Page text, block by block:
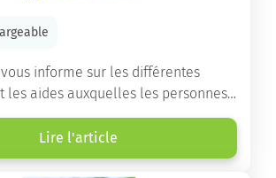
informe sur les différentes
les aides auxquelles les personnes
pour financer un séjour en maison
un maintien à domicile.
Lire l'article